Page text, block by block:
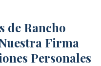
de Rancho
Firma
Personales